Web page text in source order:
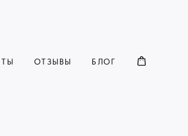
ОТЗЫВЫ БЛОГ